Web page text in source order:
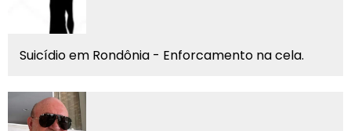
Suicídio em Rondônia - Enforcamento na cela.